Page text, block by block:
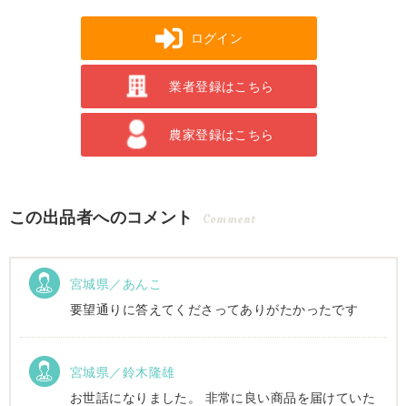
ログイン
業者登録はこちら
農家登録はこちら
この出品者へのコメント Comment
宮城県／あんこ
要望通りに答えてくださってありがたかったです
宮城県／鈴木隆雄
お世話になりました。 非常に良い商品を届けていた